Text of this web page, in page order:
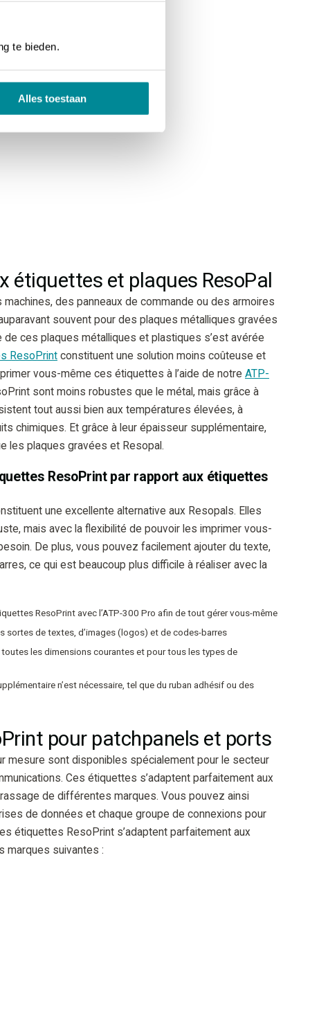
te bieden.
Alles toestaan
étiquettes et plaques ResoPal
des panneaux de commande ou des armoires
souvent pour des plaques métalliques gravées
de ces plaques métalliques et plastiques s’est avérée
ResoPrint constituent une solution moins coûteuse et
vous-même ces étiquettes à l’aide de notre ATP-
sont moins robustes que le métal, mais grâce à
tout aussi bien aux températures élevées, à
chimiques. Et grâce à leur épaisseur supplémentaire,
les plaques gravées et Resopal.
ResoPrint par rapport aux étiquettes
une excellente alternative aux Resopals. Elles
mais avec la flexibilité de pouvoir les imprimer vous-
De plus, vous pouvez facilement ajouter du texte,
ce qui est beaucoup plus difficile à réaliser avec la
ResoPrint avec l’ATP-300 Pro afin de tout gérer vous-même
sortes de textes, d’images (logos) et de codes-barres
les dimensions courantes et pour tous les types de
n’est nécessaire, tel que du ruban adhésif ou des
pour patchpanels et ports
mesure sont disponibles spécialement pour le secteur
Ces étiquettes s’adaptent parfaitement aux
de différentes marques. Vous pouvez ainsi
de données et chaque groupe de connexions pour
étiquettes ResoPrint s’adaptent parfaitement aux
marques suivantes :